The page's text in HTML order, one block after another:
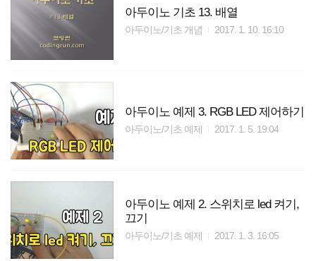
아두이노 기초 13. 배열
아두이노/기초 개념 2017. 1. 10. 16:10
아두이노 예제 3. RGB LED 제어하기
아두이노/기초 예제 2017. 1. 5. 19:04
아두이노 예제 2. 스위치로 led 켜기,
끄기
아두이노/기초 예제 2017. 1. 3. 16:05